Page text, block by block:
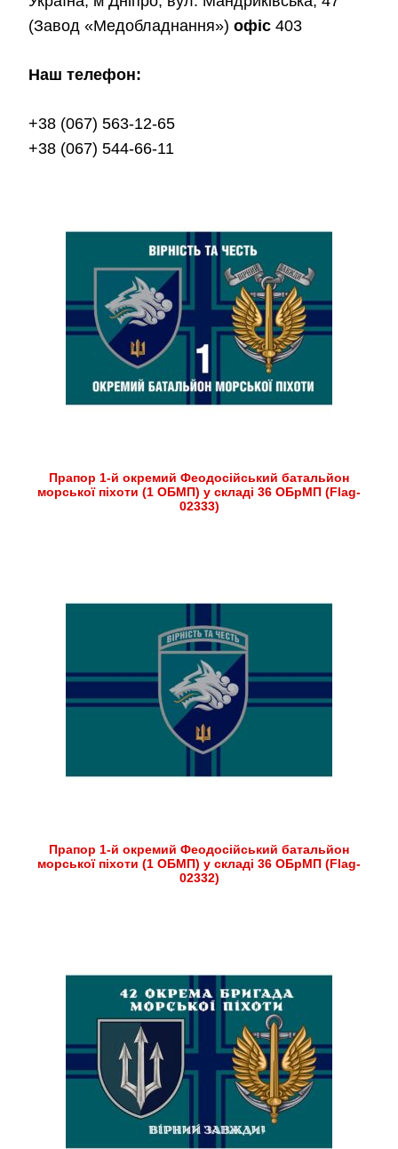
(Завод «Медобладнання») офіс 403
Наш телефон:
+38 (067) 563-12-65
+38 (067) 544-66-11
Прапор 1-й окремий Феодосійський батальйон
морської піхоти (1 ОБМП) у складі 36 ОБрМП (Flag-
02333)
Прапор 1-й окремий Феодосійський батальйон
морської піхоти (1 ОБМП) у складі 36 ОБрМП (Flag-
02332)